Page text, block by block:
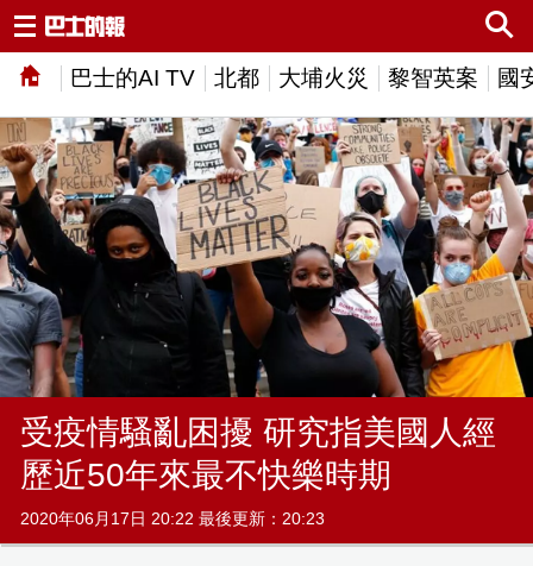
巴士的AI TV 北都 大埔火災 黎智英案 國
受疫情騷亂困擾 研究指美國人經
歷近50年來最不快樂時期
2020年06月17日 20:22 最後更新：20:23